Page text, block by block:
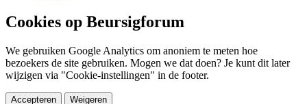
Cookies op Beursigforum
We gebruiken Google Analytics om anoniem te meten hoe
bezoekers de site gebruiken. Mogen we dat doen? Je kunt dit later
wijzigen via "Cookie-instellingen" in de footer.
Accepteren Weigeren